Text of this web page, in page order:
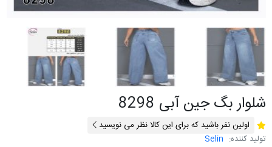
شلوار بگ جین آبی 8298
اولین نفر باشید که برای این کالا نظر می نویسید
تولید کننده: Selin